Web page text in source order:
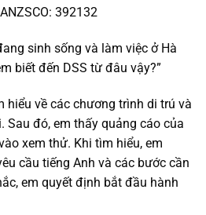
392132
sinh sống và làm việc ở Hà
biết đến DSS từ đâu vậy?”
hiểu về các chương trình di trú và
Sau đó, em thấy quảng cáo của
xem thử. Khi tìm hiểu, em
cầu tiếng Anh và các bước cần
em quyết định bắt đầu hành